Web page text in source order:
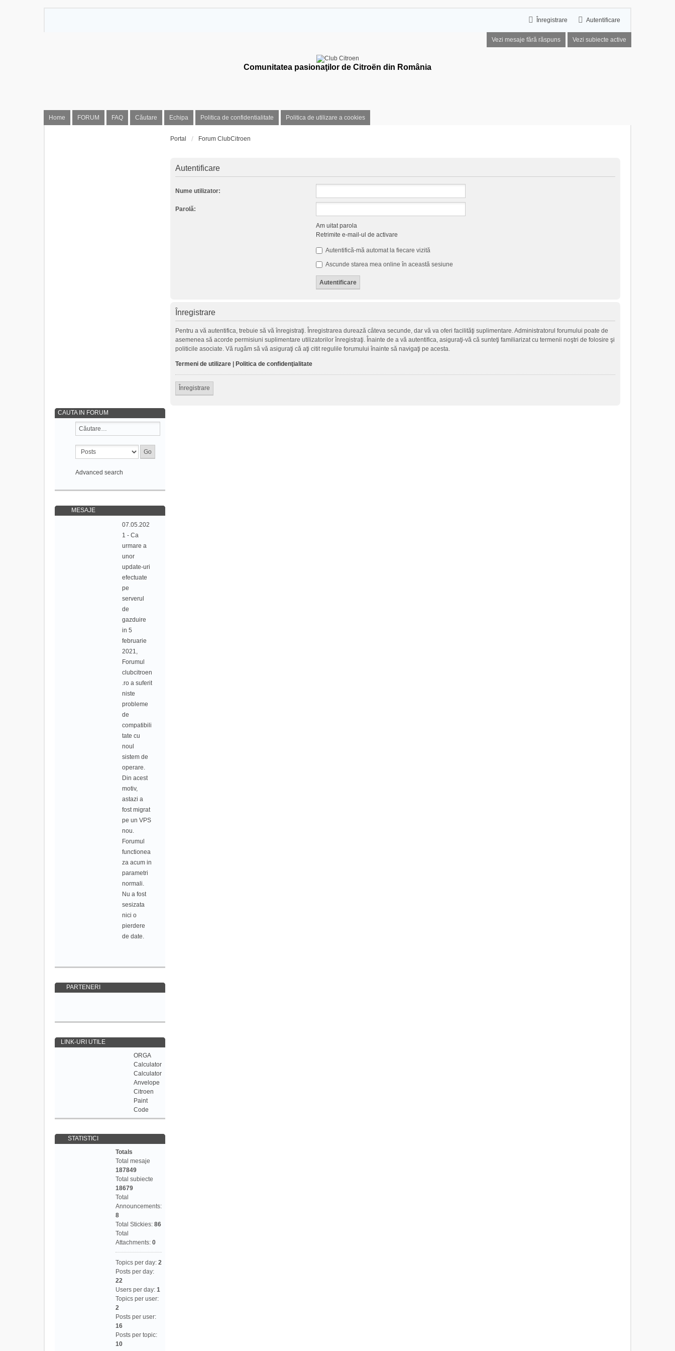
Autentificare
Înregistrare
Vezi mesaje fără răspuns Vezi subiecte active
Home FORUM FAQ Căutare Echipa Politica de confidentialitate Politica de utilizare a cookies
Comunitatea pasionaţilor de Citroën din România
Portal Forum ClubCitroen
Autentificare
Nume utilizator:
Parolă:
Am uitat parola
Retrimite e-mail-ul de activare
Autentifică-mă automat la fiecare vizită
Ascunde starea mea online în această sesiune
Înregistrare
Pentru a vă autentifica, trebuie să vă înregistraţi. Înregistrarea durează câteva secunde, dar vă va oferi facilităţi suplimentare. Administratorul forumului poate de
asemenea să acorde permisiuni suplimentare utilizatorilor înregistraţi. Înainte de a vă autentifica, asiguraţi-vă că sunteţi familiarizat cu termenii noştri de folosire şi
politicile asociate. Vă rugăm să vă asiguraţi că aţi citit regulile forumului înainte să navigaţi pe acesta.
Termeni de utilizare Politica de confidenţialitate
Înregistrare
CAUTA IN FORUM
Advanced search
MESAJE
07.05.202
1 - Ca
urmare a
unor
update-uri
efectuate
pe
serverul
de
gazduire
in 5
februarie
2021,
Forumul
clubcitroen
.ro a suferit
niste
probleme
de
compatibili
tate cu
noul
sistem de
operare.
Din acest
motiv,
astazi a
fost migrat
pe un VPS
nou.
Forumul
functionea
za acum in
parametri
normali.
Nu a fost
sesizata
nici o
pierdere
de date.
PARTENERI
LINK-URI UTILE
ORGA
Calculator
Calculator
Anvelope
Citroen
Paint
Code
STATISTICI
Totals
Total mesaje
187849
Total subiecte
18679
Total
Announcements:
8
Total Stickies: 86
Total
Attachments: 0
Topics per day: 2
Posts per day:
22
Users per day: 1
Topics per user:
2
Posts per user:
16
Posts per topic:
10